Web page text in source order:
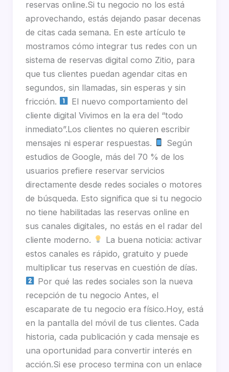
reservas online.Si tu negocio no los está
aprovechando, estás dejando pasar decenas
de citas cada semana. En este artículo te
mostramos cómo integrar tus redes con un
sistema de reservas digital como Zitio, para
que tus clientes puedan agendar citas en
segundos, sin llamadas, sin esperas y sin
fricción.
El nuevo comportamiento del
cliente digital Vivimos en la era del “todo
inmediato”.Los clientes no quieren escribir
mensajes ni esperar respuestas.
Según
estudios de Google, más del 70 % de los
usuarios prefiere reservar servicios
directamente desde redes sociales o motores
de búsqueda. Esto significa que si tu negocio
no tiene habilitadas las reservas online en
sus canales digitales, no estás en el radar del
cliente moderno.
La buena noticia: activar
estos canales es rápido, gratuito y puede
multiplicar tus reservas en cuestión de días.
Por qué las redes sociales son la nueva
recepción de tu negocio Antes, el
escaparate de tu negocio era físico.Hoy, está
en la pantalla del móvil de tus clientes. Cada
historia, cada publicación y cada mensaje es
una oportunidad para convertir interés en
acción.Si ese proceso termina con un enlace